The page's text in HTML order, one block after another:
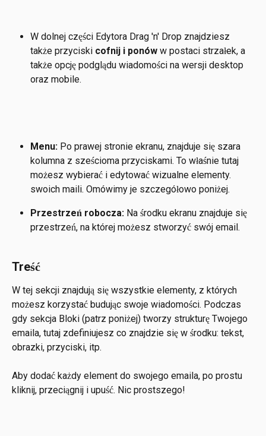
W dolnej części Edytora Drag 'n' Drop znajdziesz
także przyciski cofnij i ponów w postaci strzałek, a
także opcję podglądu wiadomości na wersji desktop
oraz mobile.
Menu: Po prawej stronie ekranu, znajduje się szara
kolumna z sześcioma przyciskami. To właśnie tutaj
możesz wybierać i edytować wizualne elementy.
swoich maili. Omówimy je szczegółowo poniżej.
Przestrzeń robocza: Na środku ekranu znajduje się
przestrzeń, na której możesz stworzyć swój email.
Treść
W tej sekcji znajdują się wszystkie elementy, z których
możesz korzystać budując swoje wiadomości. Podczas
gdy sekcja Bloki (patrz poniżej) tworzy strukturę Twojego
emaila, tutaj zdefiniujesz co znajdzie się w środku: tekst,
obrazki, przyciski, itp.
Aby dodać każdy element do swojego emaila, po prostu
kliknij, przeciągnij i upuść. Nic prostszego!